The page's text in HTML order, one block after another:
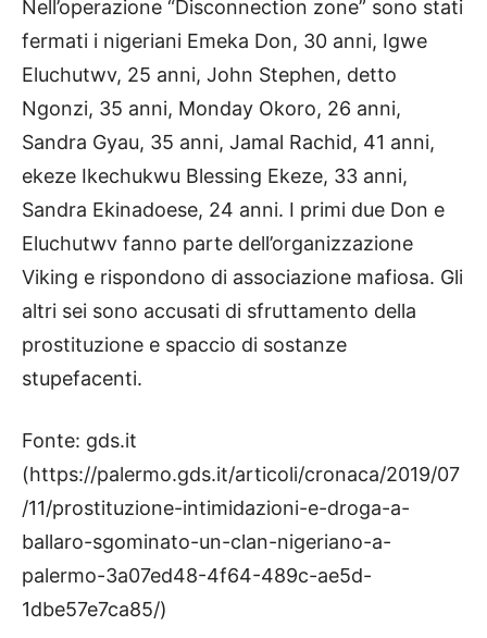
Nell’operazione “Disconnection zone” sono stati
fermati i nigeriani Emeka Don, 30 anni, Igwe
Eluchutwv, 25 anni, John Stephen, detto
Ngonzi, 35 anni, Monday Okoro, 26 anni,
Sandra Gyau, 35 anni, Jamal Rachid, 41 anni,
ekeze Ikechukwu Blessing Ekeze, 33 anni,
Sandra Ekinadoese, 24 anni. I primi due Don e
Eluchutwv fanno parte dell’organizzazione
Viking e rispondono di associazione mafiosa. Gli
altri sei sono accusati di sfruttamento della
prostituzione e spaccio di sostanze
stupefacenti.
Fonte: gds.it
(https://palermo.gds.it/articoli/cronaca/2019/07
/11/prostituzione-intimidazioni-e-droga-a-
ballaro-sgominato-un-clan-nigeriano-a-
palermo-3a07ed48-4f64-489c-ae5d-
1dbe57e7ca85/)